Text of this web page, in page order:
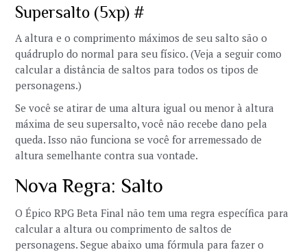
Supersalto (5xp) #
A altura e o comprimento máximos de seu salto são o
quádruplo do normal para seu físico. (Veja a seguir como
calcular a distância de saltos para todos os tipos de
personagens.)
Se você se atirar de uma altura igual ou menor à altura
máxima de seu supersalto, você não recebe dano pela
queda. Isso não funciona se você for arremessado de
altura semelhante contra sua vontade.
Nova Regra: Salto
O Épico RPG Beta Final não tem uma regra específica para
calcular a altura ou comprimento de saltos de
personagens. Segue abaixo uma fórmula para fazer o